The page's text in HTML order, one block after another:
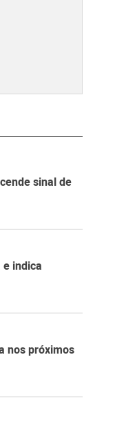
sinal de
indica
nos próximos